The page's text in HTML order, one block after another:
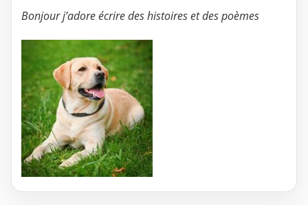
Bonjour j’adore écrire des histoires et des poèmes